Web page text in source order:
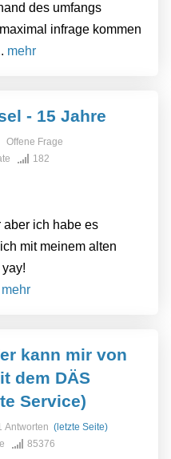
des umfangs
infrage kommen
mehr
- 15 Jahre
Offene Frage
182
aber ich habe es
mit meinem alten
mehr
kann mir von
dem DÄS
Service)
Antworten (letzte Seite)
85376